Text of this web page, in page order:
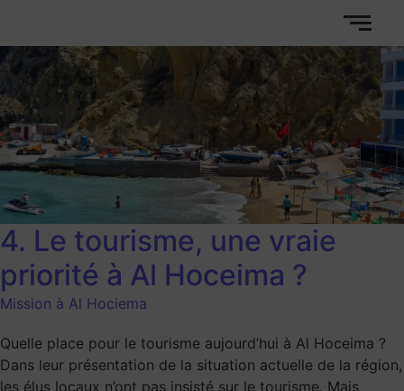
4. Le tourisme, une vraie
priorité à Al Hoceima ?
Mission à Al Hociema
Quelle place pour le tourisme aujourd’hui à Al Hoceima ?
Dans leur présentation de la situation actuelle de la région,
les élus locaux n’ont pas insisté sur le tourisme. Mais